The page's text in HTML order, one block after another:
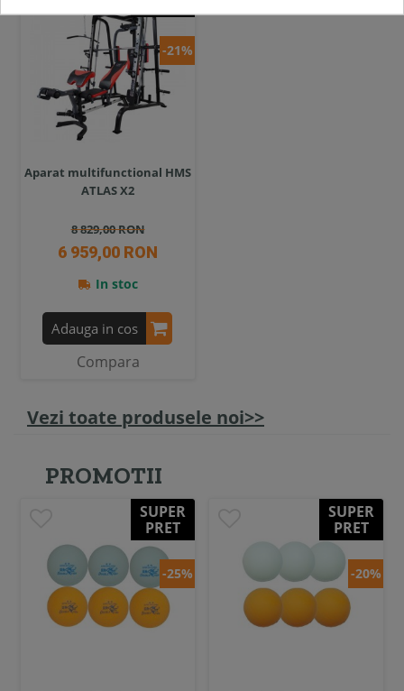
-21%
Aparat multifunctional HMS
ATLAS X2
8 829,00 RON
6 959,00 RON
In stoc
Adauga in cos
Compara
Vezi toate produsele noi>>
PROMOTII
SUPER
PRET
-25%
SUPER
PRET
-20%